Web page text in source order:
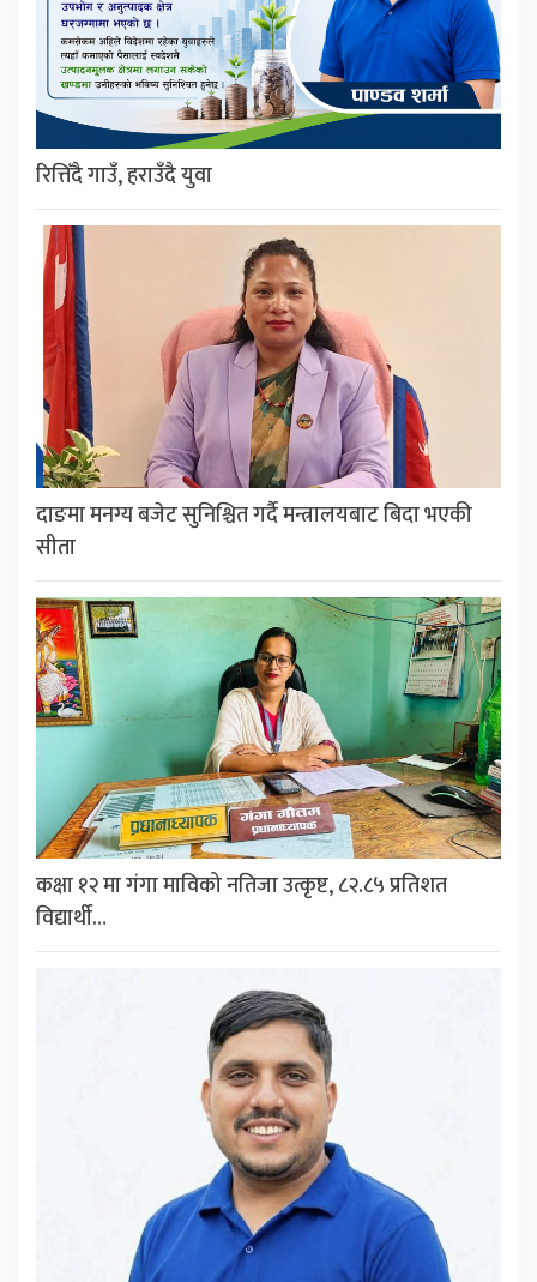
रित्तिँदै गाउँ, हराउँदै युवा
दाङमा मनग्य बजेट सुनिश्चित गर्दै मन्त्रालयबाट बिदा भएकी
सीता
कक्षा १२ मा गंगा माविको नतिजा उत्कृष्ट, ८२.८५ प्रतिशत
विद्यार्थी…